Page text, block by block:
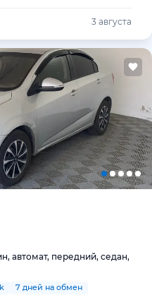
3 августа
автомат, передний, седан,
7 дней на обмен